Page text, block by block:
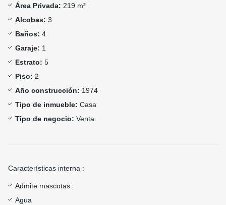
Área Privada: 219 m²
Alcobas: 3
Baños: 4
Garaje: 1
Estrato: 5
Piso: 2
Año construcción: 1974
Tipo de inmueble: Casa
Tipo de negocio: Venta
Características interna :
Admite mascotas
Agua